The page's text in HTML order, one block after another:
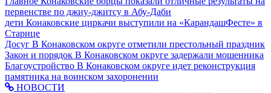
первенстве по джиу-джитсу в Абу-Даби
дети Конаковские циркачи выступили на «КарандашФесте» в
Старице
Досуг В Конаковском округе отметили престольный праздник
Закон и порядок В Конаковском округе задержали мошенника
Благоустройство В Конаковском округе идет реконструкция
памятника на воинском захоронении
НОВОСТИ